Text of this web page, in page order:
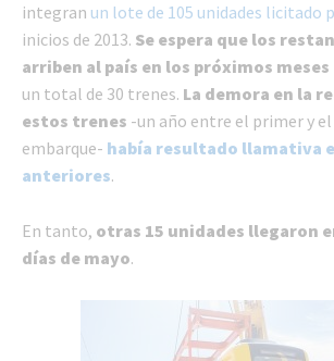
integran un lote de 105 unidades licitado
inicios de 2013. Se espera que los
arriben al país en los próximos meses
un total de 30 trenes. La demora en la
estos trenes -un año entre el primer y
embarque- había resultado llamativa
anteriores.
En tanto, otras 15 unidades llegaron
días de mayo.